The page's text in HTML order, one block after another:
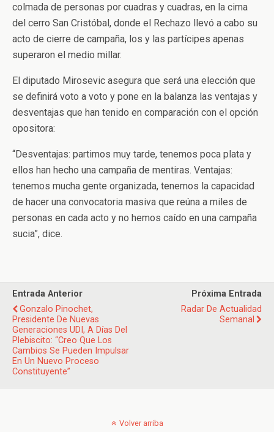
colmada de personas por cuadras y cuadras, en la cima
del cerro San Cristóbal, donde el Rechazo llevó a cabo su
acto de cierre de campaña, los y las partícipes apenas
superaron el medio millar.
El diputado Mirosevic asegura que será una elección que
se definirá voto a voto y pone en la balanza las ventajas y
desventajas que han tenido en comparación con el opción
opositora:
“Desventajas: partimos muy tarde, tenemos poca plata y
ellos han hecho una campaña de mentiras. Ventajas:
tenemos mucha gente organizada, tenemos la capacidad
de hacer una convocatoria masiva que reúna a miles de
personas en cada acto y no hemos caído en una campaña
sucia”, dice.
Entrada Anterior
Gonzalo Pinochet,
Presidente De Nuevas
Generaciones UDI, A Días Del
Plebiscito: “Creo Que Los
Cambios Se Pueden Impulsar
En Un Nuevo Proceso
Constituyente”
Próxima Entrada
Radar De Actualidad
Semanal
Volver arriba